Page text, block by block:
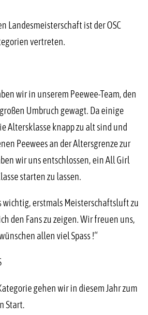
Landesmeisterschaft ist der OSC
vertreten.
wir in unserem Peewee-Team, den
Umbruch gewagt. Da einige
Altersklasse knapp zu alt sind und
Peewees an der Altersgrenze zur
wir uns entschlossen, ein All Girl
starten zu lassen.
wichtig, erstmals Meisterschaftsluft zu
den Fans zu zeigen. Wir freuen uns,
allen viel Spass !“
gehen wir in diesem Jahr zum
Start.